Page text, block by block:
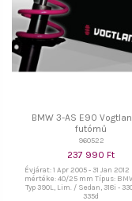
BMW 3-AS E90
futómű
960522
237 990 Ft
Évjárat: 1 Apr 2005 - 31 Jan
mértéke: 40/25 mm Típus:
Typ 390L, Lim. / Sedan, 318i -
335d